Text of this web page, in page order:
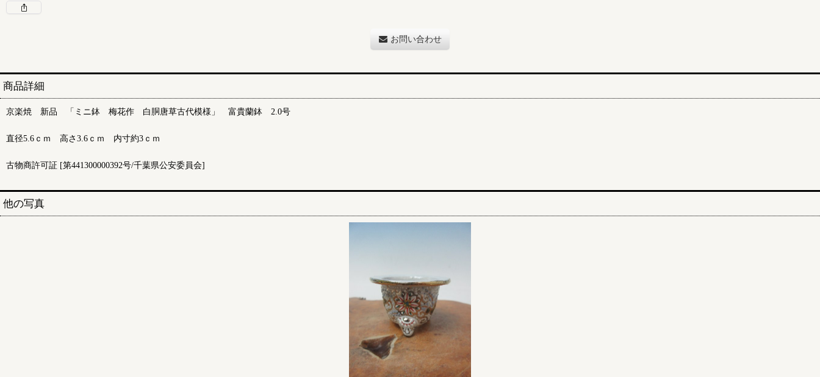
お問い合わせ
商品詳細
京楽焼 新品 「ミニ鉢 梅花作 白胴唐草古代模様」 富貴蘭鉢 2.0号
直径5.6ｃｍ 高さ3.6ｃｍ 内寸約3ｃｍ
古物商許可証 [第441300000392号/千葉県公安委員会]
他の写真